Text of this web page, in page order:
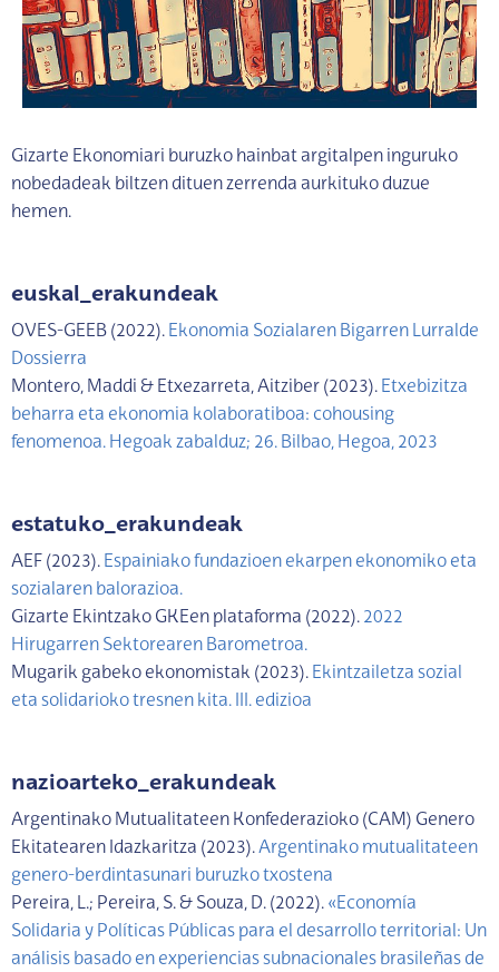
Gizarte Ekonomiari buruzko hainbat argitalpen inguruko
nobedadeak biltzen dituen zerrenda aurkituko duzue
hemen.
euskal_erakundeak
OVES-GEEB (2022). Ekonomia Sozialaren Bigarren Lurralde
Dossierra
Montero, Maddi & Etxezarreta, Aitziber (2023). Etxebizitza
beharra eta ekonomia kolaboratiboa: cohousing
fenomenoa. Hegoak zabalduz; 26. Bilbao, Hegoa, 2023
estatuko_erakundeak
AEF (2023). Espainiako fundazioen ekarpen ekonomiko eta
sozialaren balorazioa.
Gizarte Ekintzako GKEen plataforma (2022). 2022
Hirugarren Sektorearen Barometroa.
Mugarik gabeko ekonomistak (2023). Ekintzailetza sozial
eta solidarioko tresnen kita. III. edizioa
nazioarteko_erakundeak
Argentinako Mutualitateen Konfederazioko (CAM) Genero
Ekitatearen Idazkaritza (2023).Argentinako mutualitateen
genero-berdintasunari buruzko txostena
Pereira, L.; Pereira, S. & Souza, D. (2022). «Economía
Solidaria y Políticas Públicas para el desarrollo territorial: Un
análisis basado en experiencias subnacionales brasileñas de